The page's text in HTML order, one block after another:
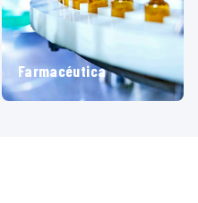
Farmacéutica